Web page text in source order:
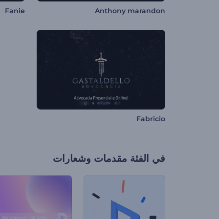
Anthony marandon
Fanie
Fabricio
في الفئة مقدمات وشعارات